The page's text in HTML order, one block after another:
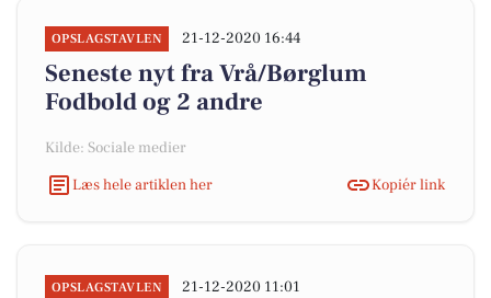
OPSLAGSTAVLEN 21-12-2020 16:44
Seneste nyt fra Vrå/Børglum
Fodbold og 2 andre
Kilde: Sociale medier
Læs hele artiklen her
Kopiér link
OPSLAGSTAVLEN 21-12-2020 11:01